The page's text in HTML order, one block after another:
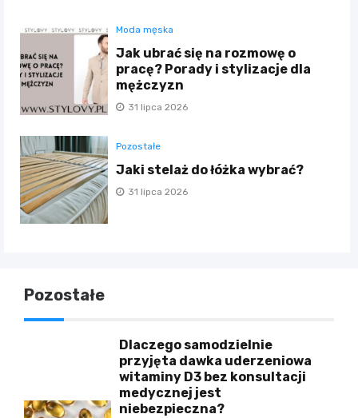
Moda męska
Jak ubrać się na rozmowę o
pracę? Porady i stylizacje dla
mężczyzn
31 lipca 2026
Pozostałe
Jaki stelaż do łóżka wybrać?
31 lipca 2026
Pozostałe
Dlaczego samodzielnie
przyjęta dawka uderzeniowa
witaminy D3 bez konsultacji
medycznej jest
niebezpieczna?